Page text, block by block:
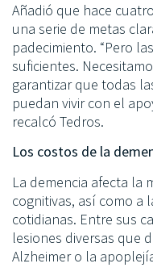
Añadió que hace
una serie de metas
padecimiento. “Pero
suficientes.
garantizar que todas
puedan vivir con el
recalcó Tedros.
Los costos de la
La demencia afecta la
cognitivas, así como a
cotidianas. Entre sus
lesiones diversas que
Alzheimer o la